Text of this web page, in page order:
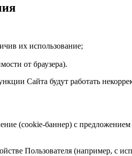
их использование;
от браузера).
Сайта будут работать
(cookie-баннер) с предложением
Пользователя (например, с